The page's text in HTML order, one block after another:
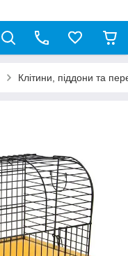
Клітини, піддони та